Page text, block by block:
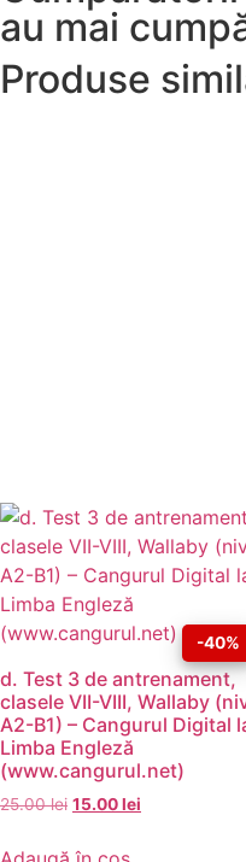
au mai
Produse
-40%
d. Test 3 de antrenament,
clasele VII-VIII, Wallaby
A2-B1) – Cangurul Digital
Limba Engleză
(www.cangurul.net)
25.00lei 15.00lei